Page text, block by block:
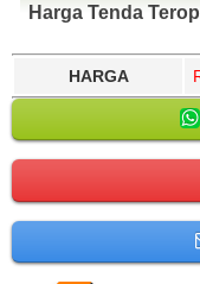
Harga Tenda
HARGA